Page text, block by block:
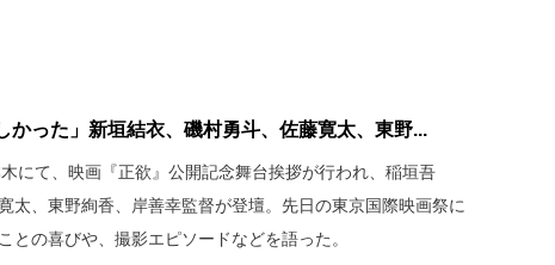
かった」新垣結衣、磯村勇斗、佐藤寛太、東野...
にて、映画『正欲』公開記念舞台挨拶が行われ、稲垣吾
太、東野絢香、岸善幸監督が登壇。先日の東京国際映画祭に
との喜びや、撮影エピソードなどを語った。